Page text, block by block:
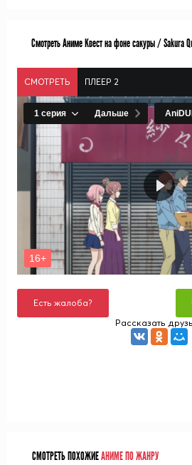
Смотреть Аниме Квест на фоне сакуры / Sakura
СМОТРЕТЬ ПЛЕЕР 2
Есть жалоба?
Рассказать
СМОТРЕТЬ ПОХОЖИЕАНИМЕ ПО ЖАНРУ